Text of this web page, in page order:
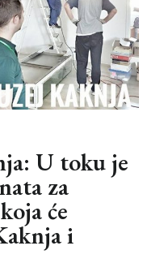
U toku je
za
će
i